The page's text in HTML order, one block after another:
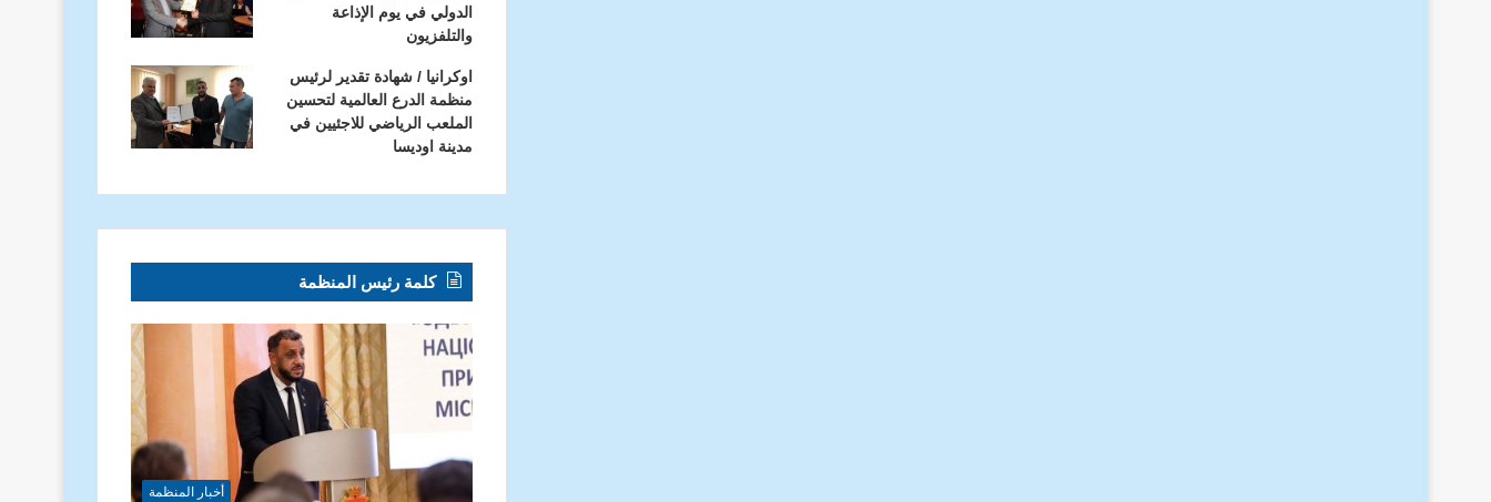
الدولي في يوم الإذاعة
والتلفزيون
اوكرانيا / شهادة تقدير لرئيس
منظمة الدرع العالمية لتحسين
الملعب الرياضي للاجئيين في
مدينة اوديسا
كلمة رئيس المنظمة
أخبار المنظمة